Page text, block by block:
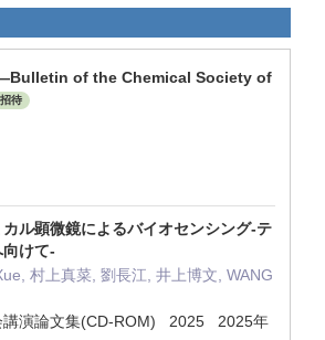
of the Chemical Society of
招待
ル顕微鏡によるバイオセンシング-テ
けて-
村上真菜, 劉長江, 井上博文, WANG
講演論文集(CD-ROM) 2025 2025年